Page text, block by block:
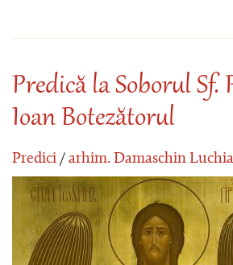
Predică la Soborul Sf.
Ioan Botezătorul
Predici / arhim. Damaschin